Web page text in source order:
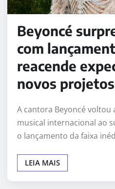
Beyoncé
com
reacende
novos projetos
A cantora Beyoncé
musical internacional ao
o lançamento da faixa
LEIA MAIS